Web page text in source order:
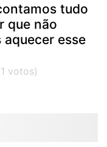
tudo
que não
aquecer esse